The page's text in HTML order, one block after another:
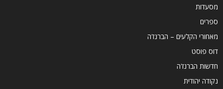
מסעדות
ספרים
מאחורי הקלעים – הברנז'ה
דוס פוסט
חדשות הברנז'ה
נקודה יהודית